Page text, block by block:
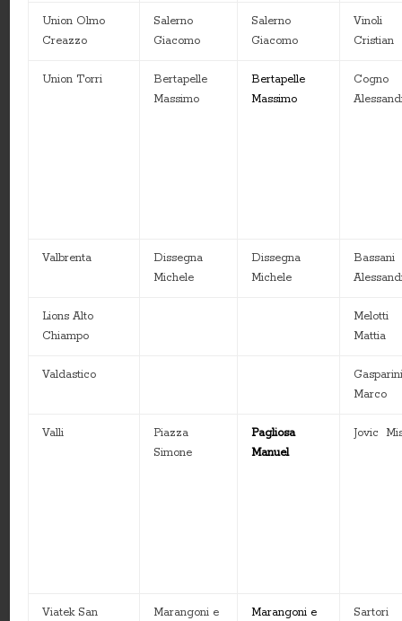
Union Olmo
Creazzo
Salerno
Giacomo
Salerno
Giacomo
Vinoli
Cristian
Union Torri
Bertapelle
Massimo
Bertapelle
Massimo
Cogno
Valbrenta
Dissegna
Michele
Dissegna
Michele
Bassani
Lions Alto
Chiampo
Melotti
Mattia
Valdastico
Marco
Valli
Piazza
Simone
Pagliosa
Manuel
Jovic
Viatek San
Marangoni e
Marangoni e
Sartori